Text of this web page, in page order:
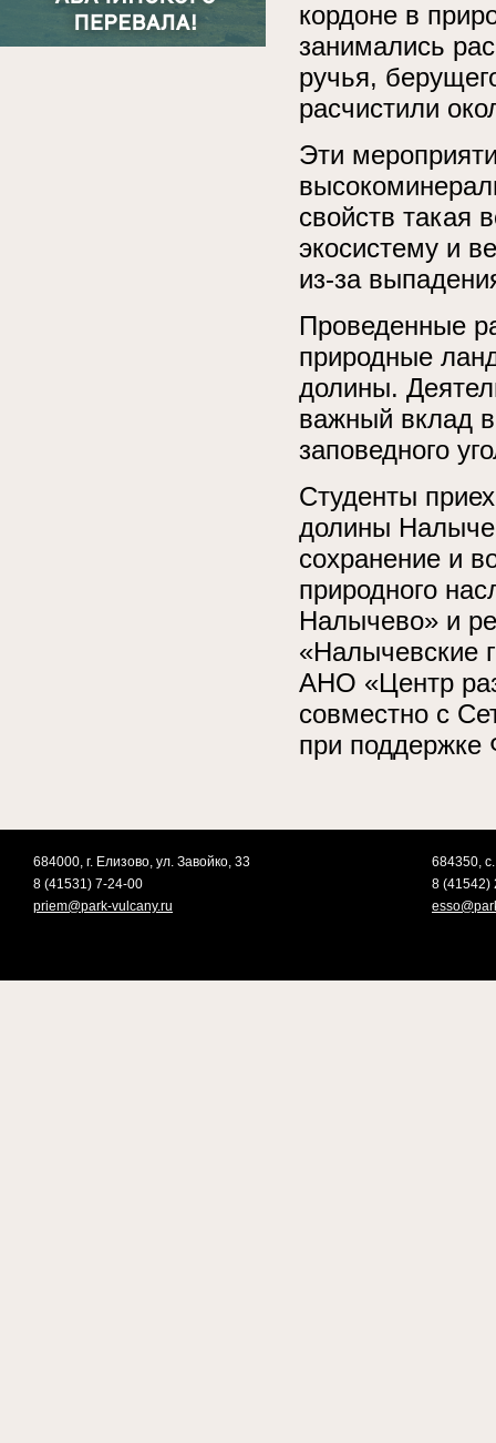
кордоне в
занимались
ручья,
расчистили
Эти
свойств такая
экосистему и
из-за
Проведенные
природные
долины.
важный вклад в
заповедного
Студенты
долины
сохранение и
природного
Налычево» и
«Налычевские
АНО «Центр
совместно с
при поддержке
684000, г. Елизово, ул. Завойко, 33
8 (41531) 7-24-00
priem@park-vulcany.ru
684350,
8 (41542)